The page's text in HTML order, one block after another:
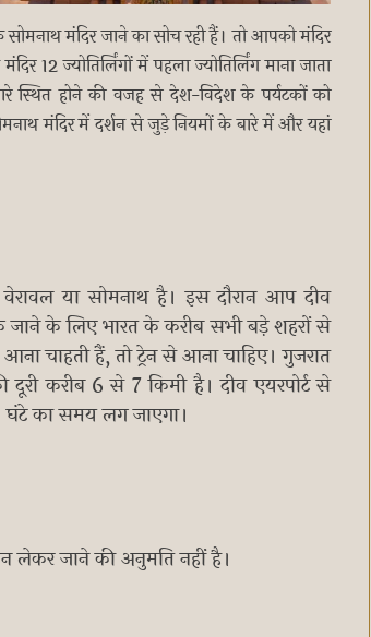
मंदिर जाने का सोच रही हैं। तो आपको मंदिर
12 ज्योतिर्लिंगों में पहला ज्योतिर्लिंग माना जाता
स्थित होने की वजह से देश-विदेश के पर्यटकों को
मंदिर में दर्शन से जुड़े नियमों के बारे में और यहां
या सोमनाथ है। इस दौरान आप दीव
जाने के लिए भारत के करीब सभी बड़े शहरों से
चाहती हैं, तो ट्रेन से आना चाहिए। गुजरात
करीब 6 से 7 किमी है। दीव एयरपोर्ट से
का समय लग जाएगा।
लेकर जाने की अनुमति नहीं है।